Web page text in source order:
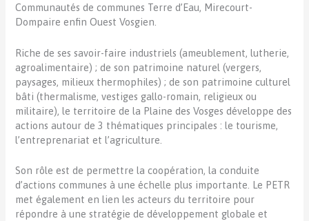
Communautés de communes Terre d’Eau, Mirecourt-
Dompaire enfin Ouest Vosgien.
Riche de ses savoir-faire industriels (ameublement, lutherie,
agroalimentaire) ; de son patrimoine naturel (vergers,
paysages, milieux thermophiles) ; de son patrimoine culturel
bâti (thermalisme, vestiges gallo-romain, religieux ou
militaire), le territoire de la Plaine des Vosges développe des
actions autour de 3 thématiques principales : le tourisme,
l’entreprenariat et l’agriculture.
Son rôle est de permettre la coopération, la conduite
d’actions communes à une échelle plus importante. Le PETR
met également en lien les acteurs du territoire pour
répondre à une stratégie de développement globale et